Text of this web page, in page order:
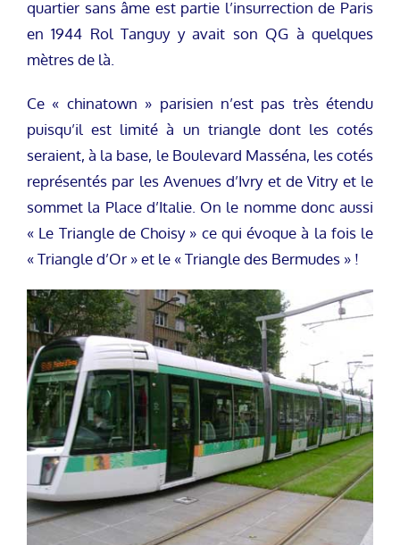
quartier sans âme est partie l’insurrection de Paris
en 1944 Rol Tanguy y avait son QG à quelques
mètres de là.
Ce « chinatown » parisien n’est pas très étendu
puisqu’il est limité à un triangle dont les cotés
seraient, à la base, le Boulevard Masséna, les cotés
représentés par les Avenues d’Ivry et de Vitry et le
sommet la Place d’Italie. On le nomme donc aussi
« Le Triangle de Choisy » ce qui évoque à la fois le
« Triangle d’Or » et le « Triangle des Bermudes » !